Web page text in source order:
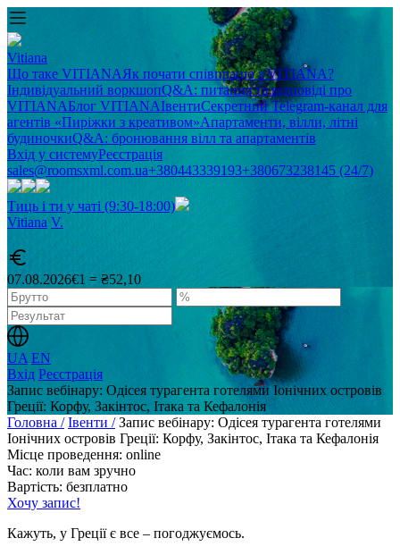
Vitiana
Що таке VITIANAЯк почати співпрацю з VITIANA?
Індивідуальний воркшопQ&A: питання та відповіді про
VITIANAБлог VITIANAІвентиСекретний Telegram-канал для
агентів «Пиріжки з креативом»Апартаменти, вілли, літні
будиночкиQ&A: бронювання вілл та апартаментів
Вхід у системуРеєстрація
sales@roomsxml.com.ua+380443339193+380673238145 (24/7)
Тиць і ти у чаті (9:30-18:00)
Vitiana V.
07.08.2026€1 = ₴52,10
UA EN
Вхід Реєстрація
Запис вебінару: Одісея турагента готелями Іонічних островів
Греції: Корфу, Закінтос, Ітака та Кефалонія
Головна / Івенти / Запис вебінару: Одісея турагента готелями
Іонічних островів Греції: Корфу, Закінтос, Ітака та Кефалонія
Місце проведення: online
Час: коли вам зручно
Вартість: безплатно
Хочу запис!
Кажуть, у Греції є все – погоджуємось.